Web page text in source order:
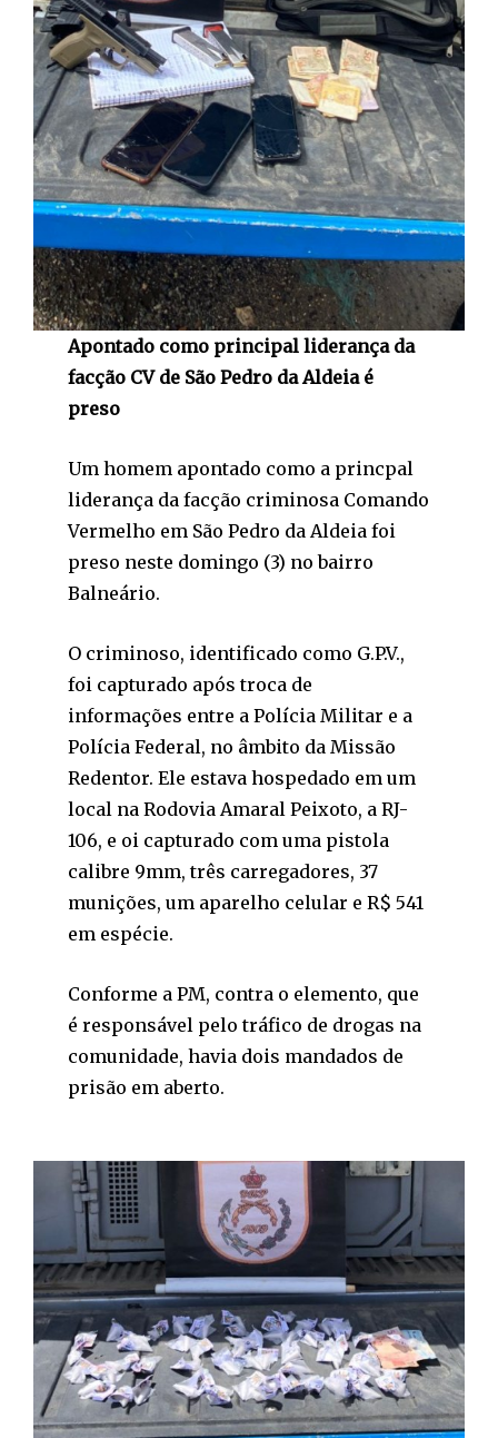
Apontado como principal liderança da
facção CV de São Pedro da Aldeia é
preso
Um homem apontado como a princpal
liderança da facção criminosa Comando
Vermelho em São Pedro da Aldeia foi
preso neste domingo (3) no bairro
Balneário.
O criminoso, identificado como G.P.V.,
foi capturado após troca de
informações entre a Polícia Militar e a
Polícia Federal, no âmbito da Missão
Redentor. Ele estava hospedado em um
local na Rodovia Amaral Peixoto, a RJ-
106, e oi capturado com uma pistola
calibre 9mm, três carregadores, 37
munições, um aparelho celular e R$ 541
em espécie.
Conforme a PM, contra o elemento, que
é responsável pelo tráfico de drogas na
comunidade, havia dois mandados de
prisão em aberto.